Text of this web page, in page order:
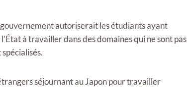
autoriserait les étudiants ayant
à travailler dans des domaines qui ne sont pas
séjournant au Japon pour travailler